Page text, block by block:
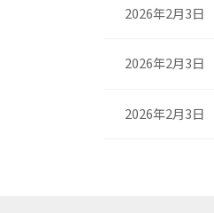
2026年2月3日
2026年2月3日
2026年2月3日